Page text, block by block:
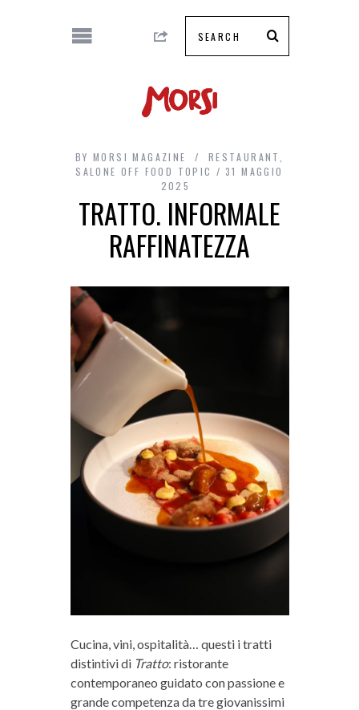
BY MORSI MAGAZINE RESTAURANT,
SALONE OFF FOOD TOPIC
31 MAGGIO
2025
TRATTO. INFORMALE
RAFFINATEZZA
Cucina, vini, ospitalità… questi i tratti
distintivi di Tratto: ristorante
contemporaneo guidato con passione e
grande competenza da tre giovanissimi